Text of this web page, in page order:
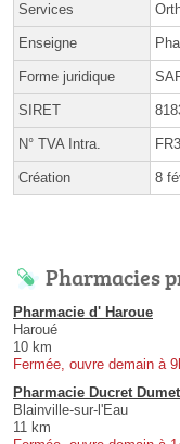
Services
Enseigne
Forme juridique
SIRET
N° TVA Intra.
Création 8
Pharmacies
Pharmacie d' Haroue
Haroué
10 km
Fermée, ouvre demain à
Pharmacie Ducret Dumet
Blainville-sur-l'Eau
11 km